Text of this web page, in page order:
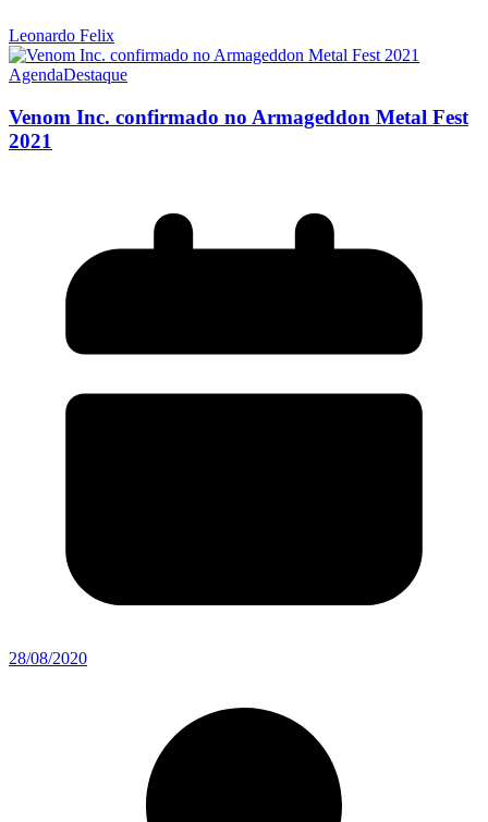
Leonardo Felix
AgendaDestaque
Venom Inc. confirmado no Armageddon Metal Fest
2021
28/08/2020